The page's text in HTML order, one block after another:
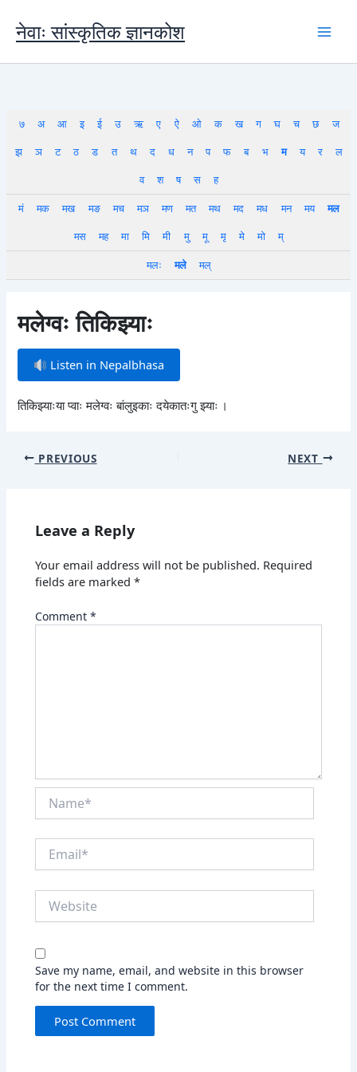
content
नेवाः सांस्कृतिक ज्ञानकोश
७ अ आ इ ई उ ऋ ए ऐ ओ क ख ग घ च छ
ज
झ
ञ ट ठ ड त थ द ध न प फ ब भ म य र
ल
व
श ष स
ह
मं
मक मख मङ मच मञ मण मत मथ मद मध मन मय
मल
मस
मह मा मि मी मु मू मृ मे मो
म्
मलः
मले मल्
मलेग्वः तिकिझ्याः
Listen in Nepalbhasa
तिकिझ्याःया प्वाः मलेग्वः बांलुइकाः दयेकातःगु झ्याः ।
PREVIOUS NEXT
Leave a Reply
Your email address will not be published. Required
fields are marked*
Comment*
Save my name, email, and website in this browser
for the next time I comment.